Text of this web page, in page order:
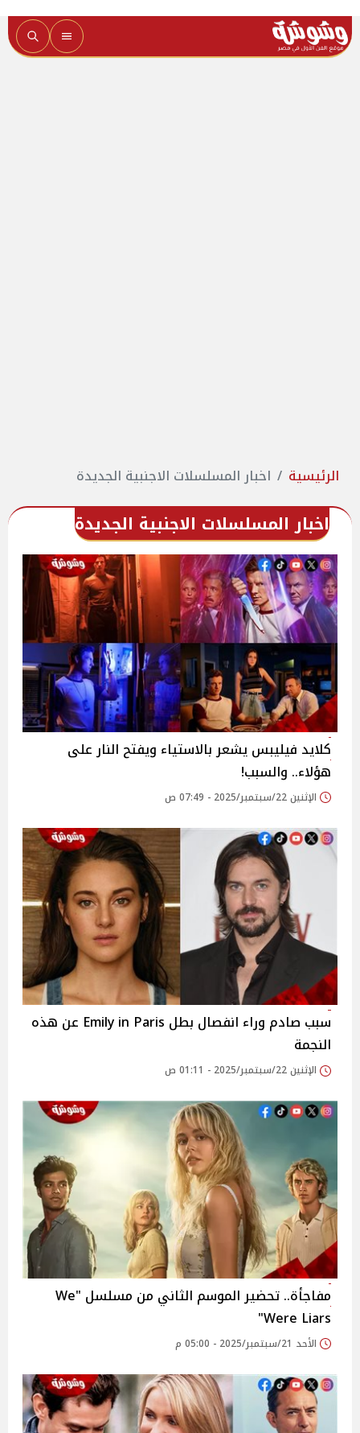
الرئيسية اخبار المسلسلات الاجنبية الجديدة
اخبار المسلسلات الاجنبية الجديدة
كلايد فيليبس يشعر بالاستياء ويفتح النار على
هؤلاء.. والسبب!
الإثنين 22/سبتمبر/2025 - 07:49 ص
سبب صادم وراء انفصال بطل Emily in Paris عن هذه
النجمة
الإثنين 22/سبتمبر/2025 - 01:11 ص
مفاجأة.. تحضير الموسم الثاني من مسلسل "We
Were Liars"
الأحد 21/سبتمبر/2025 - 05:00 م